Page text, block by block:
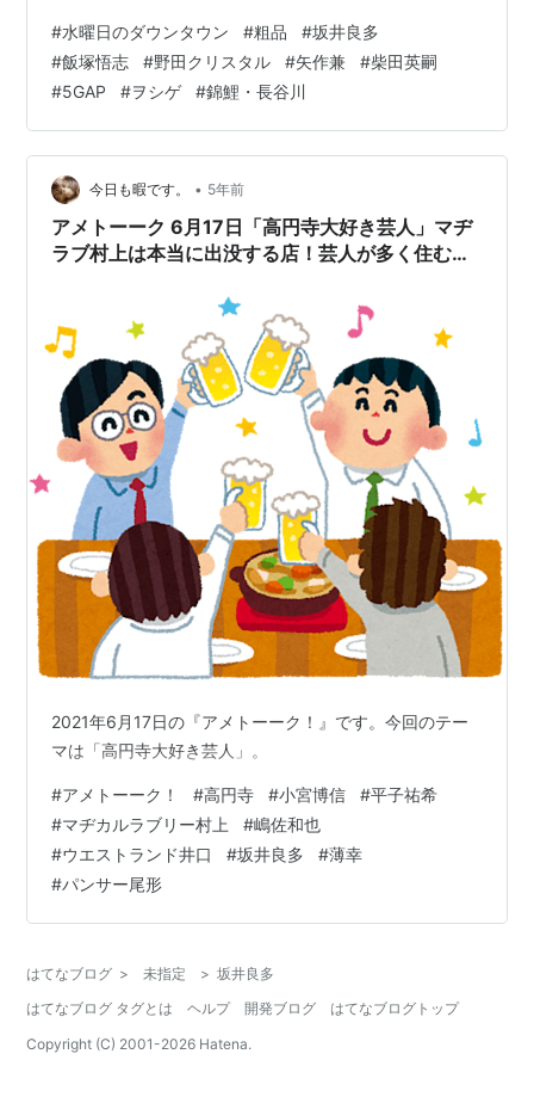
#水曜日のダウンタウン #粗品 #坂井良多
#飯塚悟志 #野田クリスタル #矢作兼 #柴田英嗣
#5GAP #ヲシゲ #錦鯉・長谷川
今日も暇です。 • 5年前
アメトーーク 6月17日「高円寺大好き芸人」マヂ
ラブ村上は本当に出没する店！芸人が多く住むデ
2021年6月17日の『アメトーーク！』です。今回のテー
マは「高円寺大好き芸人」。
#アメトーーク！ #高円寺 #小宮博信 #平子祐希
#マヂカルラブリー村上 #嶋佐和也
#ウエストランド井口 #坂井良多 #薄幸
#パンサー尾形
はてなブログ > 未指定 > 坂井良多
はてなブログ タグとは
ヘルプ 開発ブログ
はてなブログトップ
Copyright (C) 2001-2026 Hatena.